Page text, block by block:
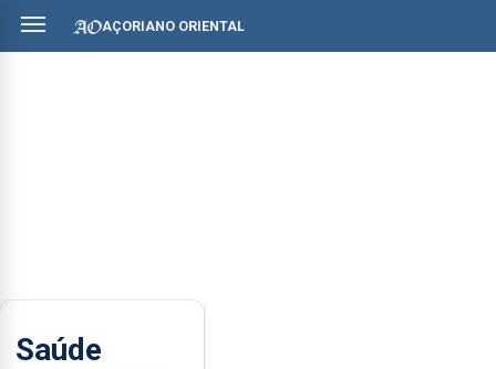
AÇORIANO ORIENTAL
Saúde